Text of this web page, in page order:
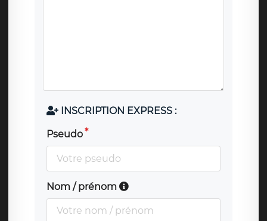
INSCRIPTION EXPRESS :
Pseudo
Nom / prénom